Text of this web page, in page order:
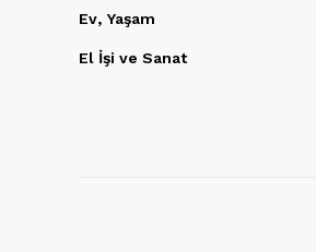
Ev, Yaşam
El İşi ve Sanat